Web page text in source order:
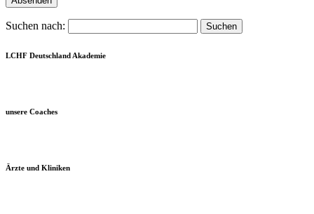
Suchen nach:
LCHF Deutschland Akademie
unsere Coaches
Ärzte und Kliniken